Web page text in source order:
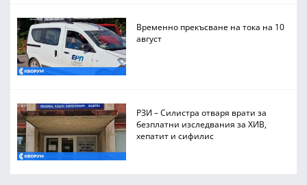
Временно прекъсване на тока на 10
август
РЗИ – Силистра отваря врати за
безплатни изследвания за ХИВ,
хепатит и сифилис